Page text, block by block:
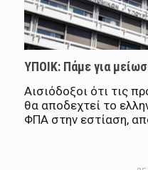
ΥΠΟΙΚ: Πάμε για
Αισιόδοξοι ότι τις
θα αποδεχτεί το
ΦΠΑ στην εστίαση,